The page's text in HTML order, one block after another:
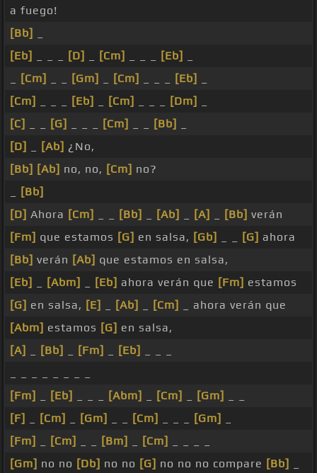
a fuego!
[Bb]
[Eb]
[D] [Cm] [Eb]
[Cm] [Gm] [Cm] [Eb]
[Cm]
[Eb] [Cm] [Dm]
[C]
[G] [Cm] [Bb]
[D]
[Ab] ¿No,
[Bb] [Ab] no, no, [Cm] no?
[Bb]
[D] Ahora [Cm] [Bb] [Ab] [A] [Bb] verán
[Fm] que estamos [G] en salsa, [Gb] [G] ahora
[Bb] verán [Ab] que estamos en salsa,
[Eb]
[Abm] [Eb] ahora verán que [Fm] estamos
[G] en salsa, [E] [Ab] [Cm]
_ ahora verán que
[Abm] estamos [G] en salsa,
[A]
[Bb] [Fm] [Eb]
[Fm]
[Eb] [Abm] [Cm] [Gm]
[F]
[Cm] [Gm] [Cm] [Gm]
[Fm]
[Cm] [Bm] [Cm]
[Gm] no no [Db] no no [G] no no no compare [Bb]